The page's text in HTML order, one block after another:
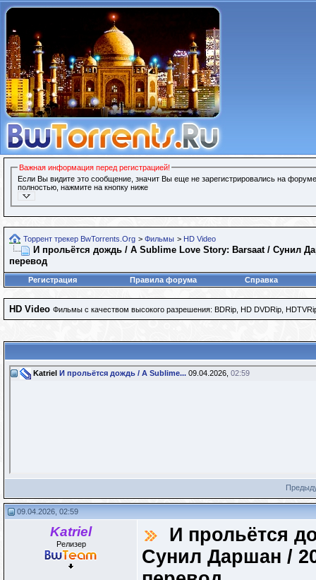
Важная информация перед регистрацией!
Если Вы видите это сообщение, значит Вы еще не зарегистрировались на
полностью, нажмите на кнопку ниже
Торрент трекер BwTorrents.Org > Фильмы > HD Video
И прольётся дождь / A Sublime Love Story: Barsaat / Сунил
перевод
Регистрация Правила форума Справка
HD Video Фильмы с качеством высокого разрешения: BDRip, HD DVDRip,
Katriel И прольётся дождь / A Sublime... 09.04.2026, 02:59
09.04.2026, 02:59
Katriel
Релизер
И прольётся
Сунил Даршан /